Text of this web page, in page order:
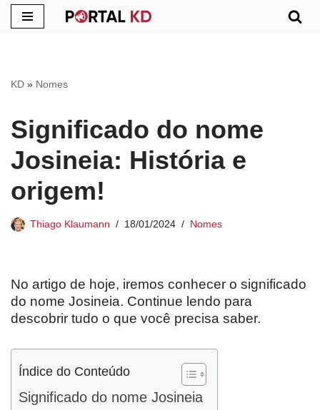
conteúdo
KD » Nomes
Significado do nome
Josineia: História e
origem!
Thiago Klaumann 18/01/2024 Nomes
No artigo de hoje, iremos conhecer o significado
do nome Josineia. Continue lendo para
descobrir tudo o que você precisa saber.
Índice do Conteúdo
Significado do nome Josineia